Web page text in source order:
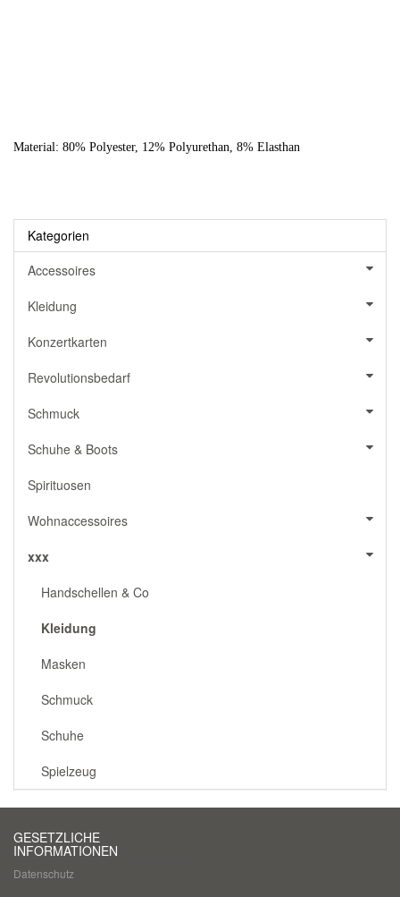
Material: 80% Polyester, 12% Polyurethan, 8% Elasthan
Kategorien
Accessoires
Kleidung
Konzertkarten
Revolutionsbedarf
Schmuck
Schuhe & Boots
Spirituosen
Wohnaccessoires
xxx
Handschellen & Co
Kleidung
Masken
Schmuck
Schuhe
Spielzeug
GESETZLICHE
INFORMATIONEN
Datenschutz